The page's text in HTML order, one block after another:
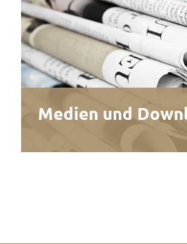
Medien und